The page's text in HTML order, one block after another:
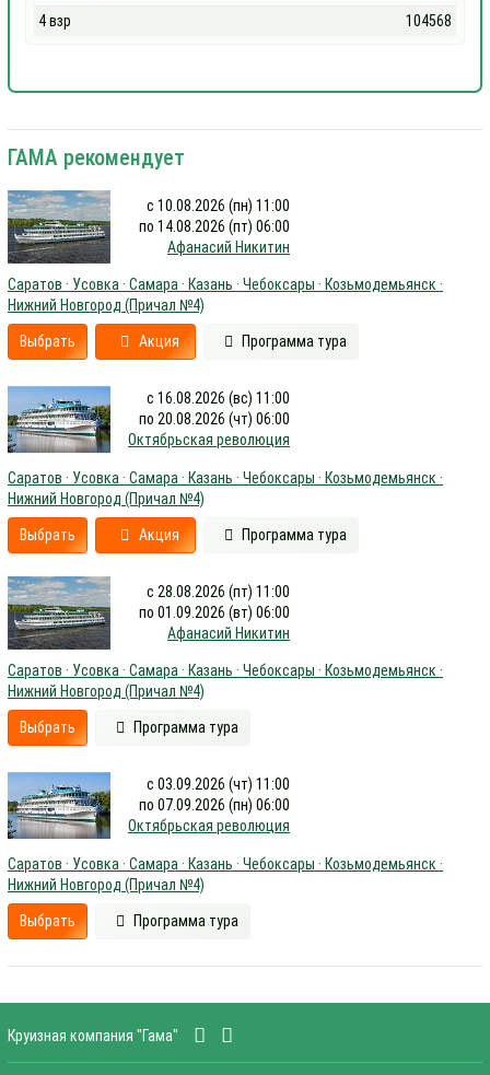
4 взр
104568
ГАМА рекомендует
с 10.08.2026 (пн) 11:00
по 14.08.2026 (пт) 06:00
Афанасий Никитин
Саратов · Усовка · Самара · Казань · Чебоксары · Козьмодемьянск ·
Нижний Новгород (Причал №4)
Выбрать Акция Программа тура
с 16.08.2026 (вс) 11:00
по 20.08.2026 (чт) 06:00
Октябрьская революция
Саратов · Усовка · Самара · Казань · Чебоксары · Козьмодемьянск ·
Нижний Новгород (Причал №4)
Выбрать Акция Программа тура
с 28.08.2026 (пт) 11:00
по 01.09.2026 (вт) 06:00
Афанасий Никитин
Саратов · Усовка · Самара · Казань · Чебоксары · Козьмодемьянск ·
Нижний Новгород (Причал №4)
Выбрать Программа тура
с 03.09.2026 (чт) 11:00
по 07.09.2026 (пн) 06:00
Октябрьская революция
Саратов · Усовка · Самара · Казань · Чебоксары · Козьмодемьянск ·
Нижний Новгород (Причал №4)
Выбрать Программа тура
Круизная компания "Гама"